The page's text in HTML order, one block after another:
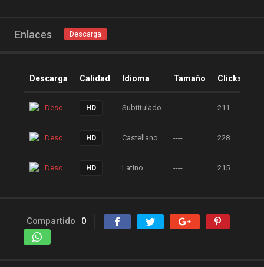
Enlaces Descarga
Descarga Calidad Idioma Tamaño Clicks
Descarga HD Subtitulado ---- 211
Descarga HD Castellano ---- 228
Descarga HD Latino ---- 215
Compartido 0